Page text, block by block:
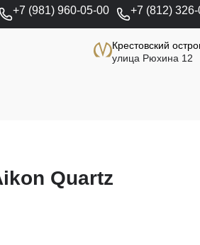
+7 (981) 960-05-00 +7 (812)
Крестовский
улица Рюхина 12
Quartz